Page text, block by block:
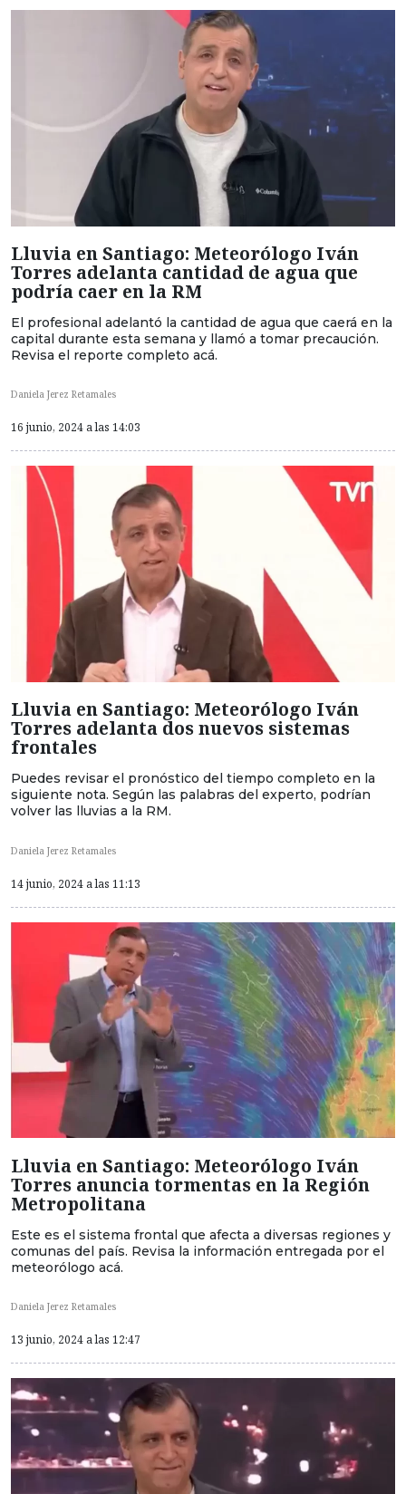
Lluvia en Santiago: Meteorólogo Iván
Torres adelanta cantidad de agua que
podría caer en la RM
El profesional adelantó la cantidad de agua que caerá en la
capital durante esta semana y llamó a tomar precaución.
Revisa el reporte completo acá.
Daniela Jerez Retamales
16 junio, 2024 a las 14:03
Lluvia en Santiago: Meteorólogo Iván
Torres adelanta dos nuevos sistemas
frontales
Puedes revisar el pronóstico del tiempo completo en la
siguiente nota. Según las palabras del experto, podrían
volver las lluvias a la RM.
Daniela Jerez Retamales
14 junio, 2024 a las 11:13
Lluvia en Santiago: Meteorólogo Iván
Torres anuncia tormentas en la Región
Metropolitana
Este es el sistema frontal que afecta a diversas regiones y
comunas del país. Revisa la información entregada por el
meteorólogo acá.
Daniela Jerez Retamales
13 junio, 2024 a las 12:47